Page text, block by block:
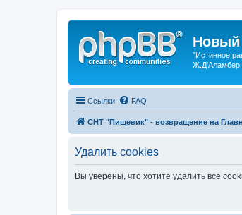
Новый
"Истинное
Ж.Д'Аламбер
Ссылки FAQ
СНТ "Пищевик" - возвращение на
Удалить cookies
Вы уверены, что хотите удалить все